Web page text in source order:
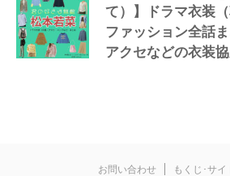
て）】ドラマ衣装
ファッション全話
アクセなどの衣装
お問い合わせ もくじ･サイ